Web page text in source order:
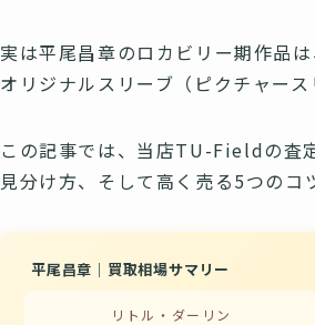
実は平尾昌章のロカビリー期作品
オリジナルスリーブ（ピクチャー
この記事では、当店TU-Fieldの査
見分け方、そして高く売る5つのコ
平尾昌章｜買取相場サマリー
リトル・ダーリン